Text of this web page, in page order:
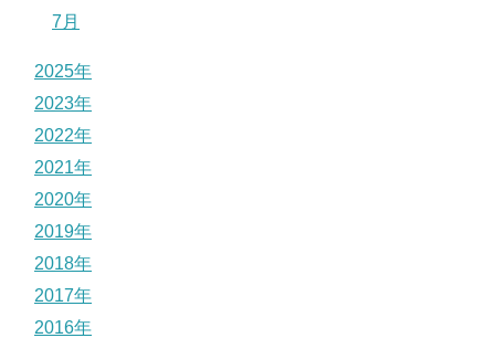
7月
2025年
2023年
2022年
2021年
2020年
2019年
2018年
2017年
2016年